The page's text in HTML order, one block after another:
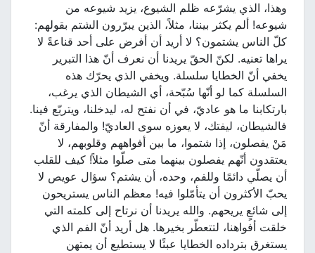
وهذا، الذي يشرّعه ظلم الشيوع، يزيد شيوعه من
شيوعه! ألم يكثر بيننا، مثلاً، الذين يبرّرون الشتم بقولهم:
كلّ الناس يشتمون؟ لا أريد أن أفرض على أحد قناعةً لا
يراها تعنيه. لكنّ الحقّ يريدنا أن نعرف أنّ هذا التبرير
يخفي أنّ الخطايا سلسلة. ويخفي الذي يحرّك هذه
السلسلة كما لو أنّها سُبّحة، أي الشيطان الذي يرغب،
بارتكابنا ما هو عاديّ، في أن نفتح له، ليدخلنا، ويتربّع فينا.
فالشيطان، ليفتك، لا يعوزه سوى العاديّ! والمفارقة أنّ
مَنْ يفصلون، إذا شتموا، ما بين أفواههم وقلوبهم، لا
يعتقدون أنّهم يفصلون بينهما متى صلّوا مثلاً! كيف للقلب
أن يصلّي دائمًا وللفم، وحده، أن يشتم؟ سؤال عويص لا
يحبّ الأكثرون أن يتأمّلوا فيه! معظم الناس يستريحون
إلى شائعٍ يريحهم. والله يريدنا أن نرتاح إلى كلمته التي
خلقت أفواهنا، لتتعطّر بخيرها. هل أريد أنّ الفم الذي
يستغرق بترداده الخطايا عبثًا لا يستطيع أن يمتهن